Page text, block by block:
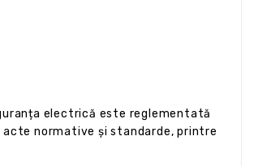
electrică este reglementată
acte normative și standarde, printre